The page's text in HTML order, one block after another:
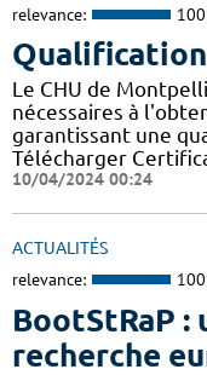
relevance:
Le CHU de
nécessaires à
garantissant une
Télécharger
10/04/2024 00:24
ACTUALITÉS
relevance:
BootStRaP :
recherche